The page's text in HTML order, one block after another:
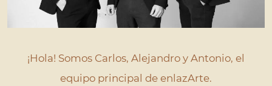
BLOG
¡Hola! Somos Carlos, Alejandro y Antonio, el
equipo principal de enlazArte.